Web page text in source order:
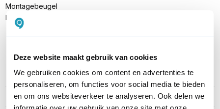
Deze website maakt gebruik van cookies
We gebruiken cookies om content en advertenties te
personaliseren, om functies voor social media te bieden
en om ons websiteverkeer te analyseren. Ook delen we
Montagebeugel
Handleiding
PRODUCT DETAILS
Merk Icom
Artikelnummer IC-M605EURO